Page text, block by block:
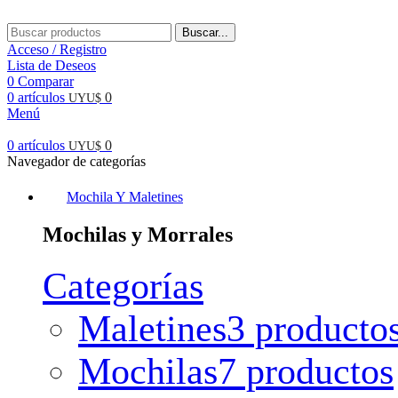
Buscar...
Acceso / Registro
Lista de Deseos
0 Comparar
0 artículos UYU$ 0
Menú
0 artículos UYU$ 0
Navegador de categorías
Mochila Y Maletines
Mochilas y Morrales
Categorías
Maletines3
Mochilas7 productos